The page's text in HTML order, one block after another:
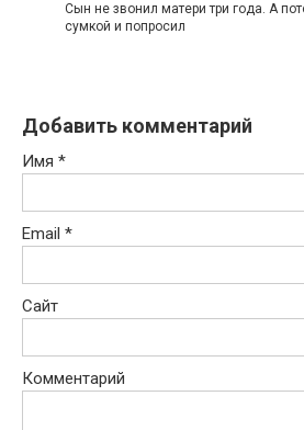
Сын не звонил матери три года. А
сумкой и попросил
Добавить комментарий
Имя *
Email *
Сайт
Комментарий